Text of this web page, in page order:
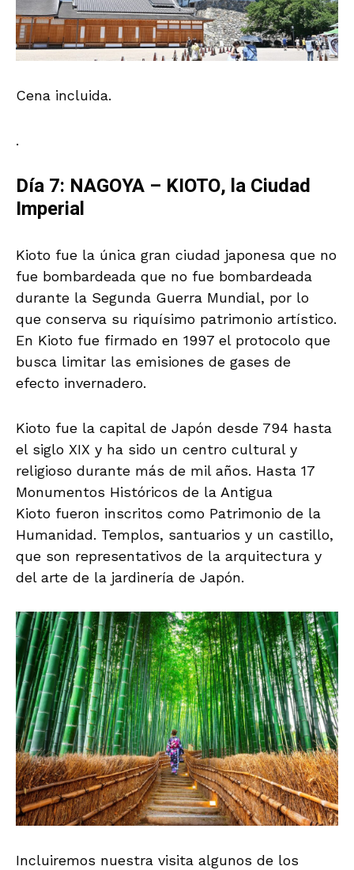
Cena incluida.
.
Día 7: NAGOYA – KIOTO, la Ciudad
Imperial
Kioto fue la única gran ciudad japonesa que no
fue bombardeada que no fue bombardeada
durante la Segunda Guerra Mundial, por lo
que conserva su riquísimo patrimonio artístico.
En Kioto fue firmado en 1997 el protocolo que
busca limitar las emisiones de gases de
efecto invernadero.
Kioto fue la capital de Japón desde 794 hasta
el siglo XIX y ha sido un centro cultural y
religioso durante más de mil años. Hasta 17
Monumentos Históricos de la Antigua
Kioto fueron inscritos como Patrimonio de la
Humanidad. Templos, santuarios y un castillo,
que son representativos de la arquitectura y
del arte de la jardinería de Japón.
Incluiremos nuestra visita algunos de los